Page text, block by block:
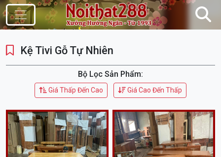
Điều Hướng
Kệ Tivi Gỗ Tự Nhiên
Bộ Lọc Sản Phẩm:
Giá Thấp Đến Cao Giá Cao Đến Thấp